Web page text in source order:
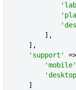
        ],
    ],
'support'
'mobile'
    ]